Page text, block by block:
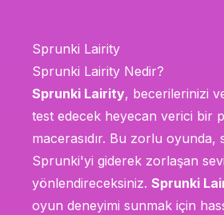
Sprunki Lairity
Sprunki Lairity Nedir?
Sprunki Lairity, becerilerinizi
test edecek heyecan verici bir
macerasıdır. Bu zorlu oyunda,
Sprunki'yi giderek zorlaşan
yönlendireceksiniz. Sprunki
oyun deneyimi sunmak için